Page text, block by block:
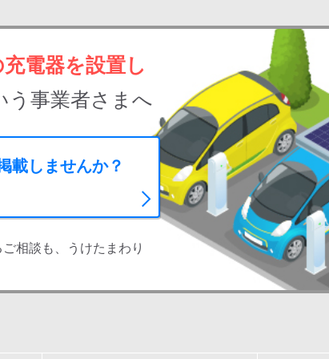
電器を設置し
う事業者さまへ
載しませんか？
相談も、うけたまわり